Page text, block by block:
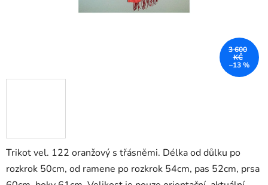
Trikot vel. 122 oranžový s třásněmi. Délka od důlku po
rozkrok 50cm, od ramene po rozkrok 54cm, pas 52cm, prsa
3 600
KČ
–13 %